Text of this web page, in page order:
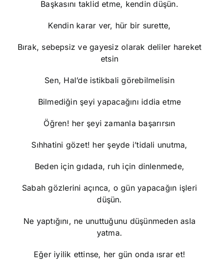
Başkasını taklid etme, kendin düşün.
Kendin karar ver, hür bir surette,
Bırak, sebepsiz ve gayesiz olarak deliler hareket
etsin
Sen, Hal’de istikbali görebilmelisin
Bilmediğin şeyi yapacağını iddia etme
Öğren! her şeyi zamanla başarırsın
Sıhhatini gözet! her şeyde i’tidali unutma,
Beden için gıdada, ruh için dinlenmede,
Sabah gözlerini açınca, o gün yapacağın işleri
düşün.
Ne yaptığını, ne unuttuğunu düşünmeden asla
yatma.
Eğer iyilik ettinse, her gün onda ısrar et!